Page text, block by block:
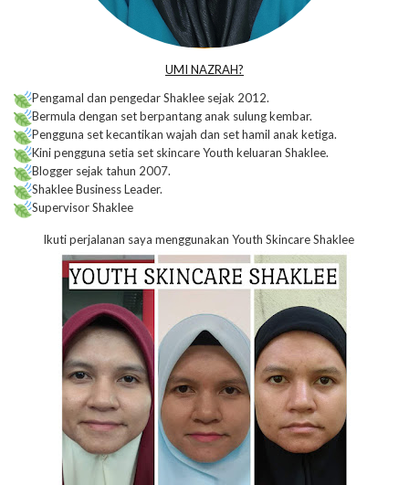
UMI NAZRAH?
Pengamal dan pengedar Shaklee sejak 2012.
Bermula dengan set berpantang anak sulung kembar.
Pengguna set kecantikan wajah dan set hamil anak ketiga.
Kini pengguna setia set skincare Youth keluaran Shaklee.
Blogger sejak tahun 2007.
Shaklee Business Leader.
Supervisor Shaklee
Ikuti perjalanan saya menggunakan Youth Skincare Shaklee